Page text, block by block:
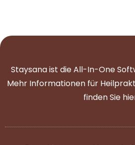
Staysana ist die All-In-One
Mehr Informationen für
finden Sie